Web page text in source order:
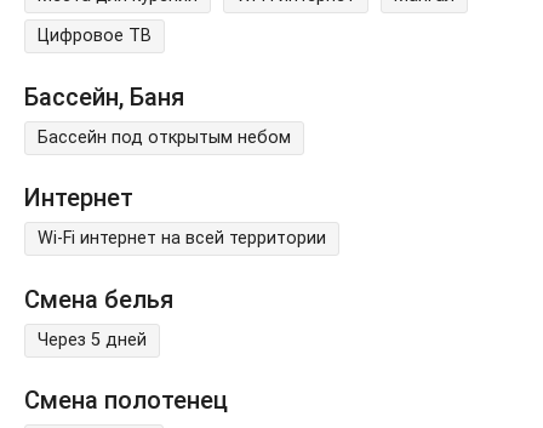
Цифровое ТВ
Бассейн, Баня
Бассейн под открытым небом
Интернет
Wi-Fi интернет на всей территории
Смена белья
Через 5 дней
Смена полотенец